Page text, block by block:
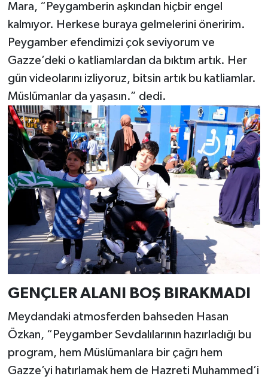
Mara, “Peygamberin aşkından hiçbir engel
kalmıyor. Herkese buraya gelmelerini öneririm.
Peygamber efendimizi çok seviyorum ve
Gazze’deki o katliamlardan da bıktım artık. Her
gün videolarını izliyoruz, bitsin artık bu katliamlar.
Müslümanlar da yaşasın.” dedi.
GENÇLER ALANI BOŞ BIRAKMADI
Meydandaki atmosferden bahseden Hasan
Özkan, “Peygamber Sevdalılarının hazırladığı bu
program, hem Müslümanlara bir çağrı hem
Gazze’yi hatırlamak hem de Hazreti Muhammed’i